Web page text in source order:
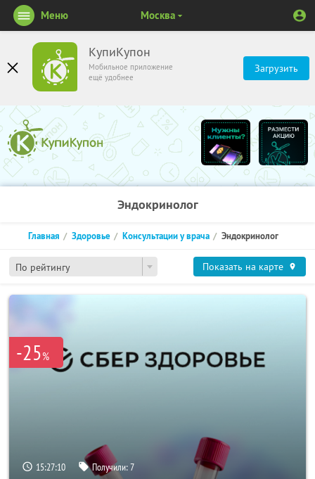
КупиКупон
Мобильное приложение
ещё удобнее
Загрузить
Меню Москва
Эндокринолог
По рейтингу
Главная Здоровье Консультации у врача Эндокринолог
Показать на карте
-25%
15:27:10 Получили:7